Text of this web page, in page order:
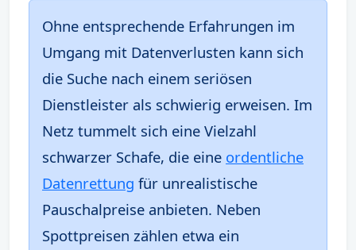
Ohne entsprechende Erfahrungen im
Umgang mit Datenverlusten kann sich
die Suche nach einem seriösen
Dienstleister als schwierig erweisen. Im
Netz tummelt sich eine Vielzahl
schwarzer Schafe, die eine ordentliche
Datenrettung für unrealistische
Pauschalpreise anbieten. Neben
Spottpreisen zählen etwa ein